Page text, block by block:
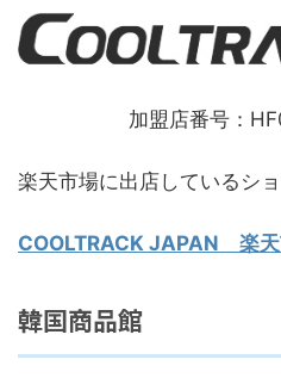
加盟店番号：
楽天市場に出店しているショ
COOLTRACK JAPAN 楽
韓国商品館